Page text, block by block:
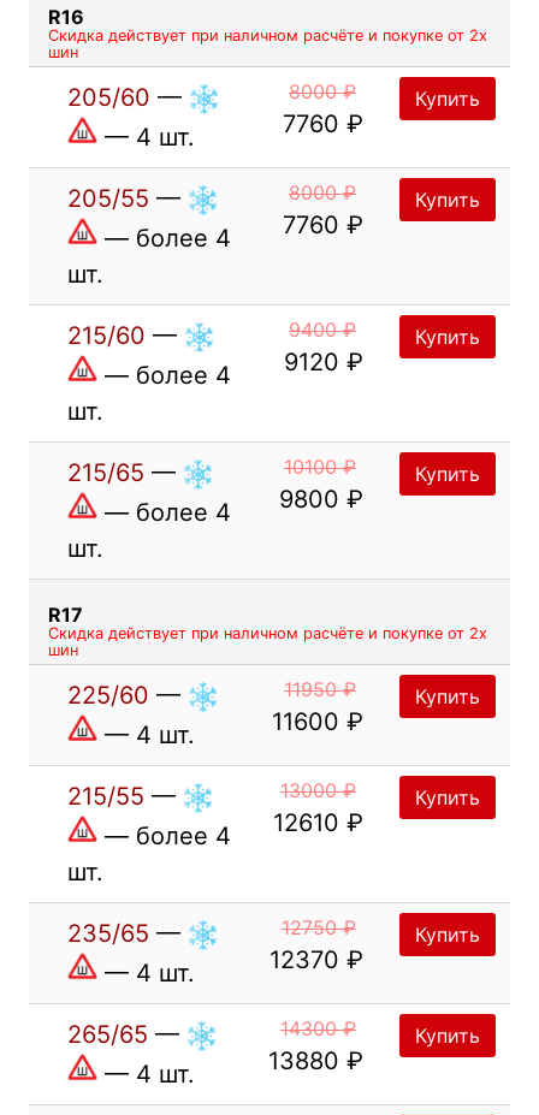
R16
Скидка действует при наличном расчёте и покупке от 2х
шин
205/60 —
— 4 шт.
8000 ₽
7760 ₽
Купить
205/55 —
— более 4
шт.
8000 ₽
7760 ₽
Купить
215/60 —
— более 4
шт.
9400 ₽
9120 ₽
Купить
215/65 —
— более 4
шт.
10100 ₽
9800 ₽
Купить
R17
Скидка действует при наличном расчёте и покупке от 2х
шин
225/60 —
— 4 шт.
11950 ₽
11600 ₽
Купить
215/55 —
— более 4
шт.
13000 ₽
12610 ₽
Купить
235/65 —
— 4 шт.
12750 ₽
12370 ₽
Купить
265/65 —
— 4 шт.
14300 ₽
13880 ₽
Купить